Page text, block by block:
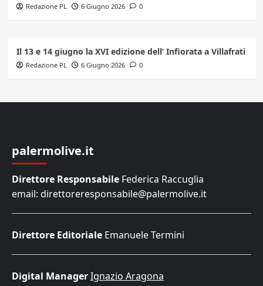
Redazione PL 6 Giugno 2026 0
Il 13 e 14 giugno la XVI edizione dell’ Infiorata a Villafrati
Redazione PL 6 Giugno 2026 0
palermolive.it
Direttore Responsabile Federica Raccuglia
email: direttoreresponsabile@palermolive.it
Direttore Editoriale Emanuele Termini
Digital ManagerIgnazio Aragona